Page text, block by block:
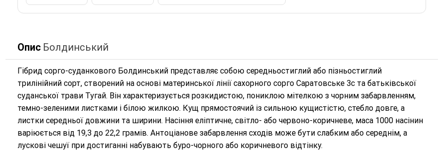
Опис Болдинський
Гібрид сорго-суданкового Болдинський представляє собою середньостиглий або пізньостиглий
трилінійний сорт, створений на основі материнської лінії сахорного сорго Саратовське 3с та батьківської
суданської трави Тугай. Він характеризується розкидистою, пониклою мітелкою з чорним забарвленням,
темно-зеленими листками і білою жилкою. Кущ прямостоячий із сильною кущистістю, стебло довге, а
листки середньої довжини та ширини. Насіння еліптичне, світло- або червоно-коричневе, маса 1000 насінин
варіюється від 19,3 до 22,2 грамів. Антоціанове забарвлення сходів може бути слабким або середнім, а
лускові чешуї при достиганні набувають буро-чорного або коричневого відтінку.